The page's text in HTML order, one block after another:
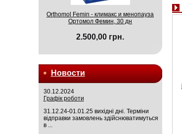
Orthomol Femin - климакс и менопауза
Ортомол Фемин, 30 дн
2.500,00 грн.
Новости
30.12.2024
Графік роботи
31.12.24-01.01.25 вихідні дні. Терміни
відправки замовлень здійснюватимуться
в ...